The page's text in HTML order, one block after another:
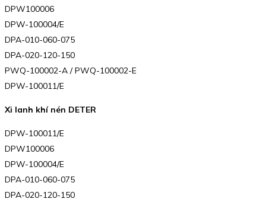
DPW100006
DPW-100004/E
DPA-010-060-075
DPA-020-120-150
PWQ-100002-A / PWQ-100002-E
DPW-100011/E
Xi lanh khí nén DETER
DPW-100011/E
DPW100006
DPW-100004/E
DPA-010-060-075
DPA-020-120-150